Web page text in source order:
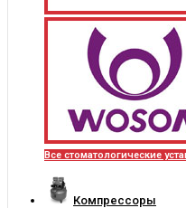
Все стоматологические
Компрессоры